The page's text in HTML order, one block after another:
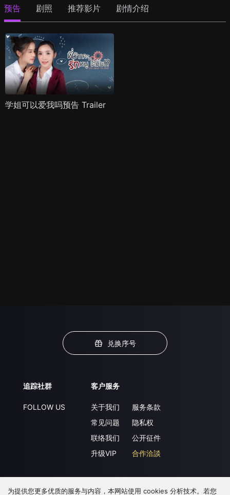
预告 剧照 推荐影片 剧情介绍
学姐可以爱我吗预告 Trailer
兑换序号
追踪社群
FOLLOW US
客户服务
关于我们
常见问题
联络我们
升级VIP
服务条款
隐私权
公开征件
合作洽談
下载 APP
为提供您更多优质的服务与内容，本网站使用 cookies 分析技术。若您